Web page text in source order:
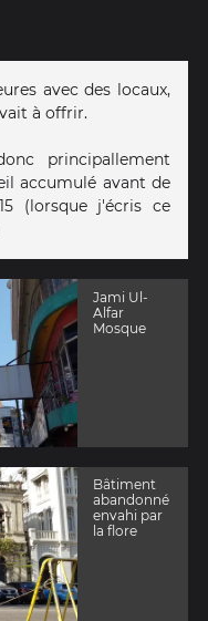
avec des locaux,
à offrir.
principallement
accumulé avant de
(lorsque j'écris ce
Jami Ul-
Alfar
Mosque
Bâtiment
abandonné
envahi par
la flore